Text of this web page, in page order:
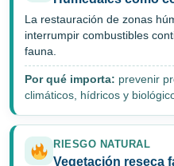
La restauración de zonas
interrumpir combustibles
fauna.
Por qué importa: prevenir
climáticos, hídricos y
RIESGO NATURAL
Vegetación reseca